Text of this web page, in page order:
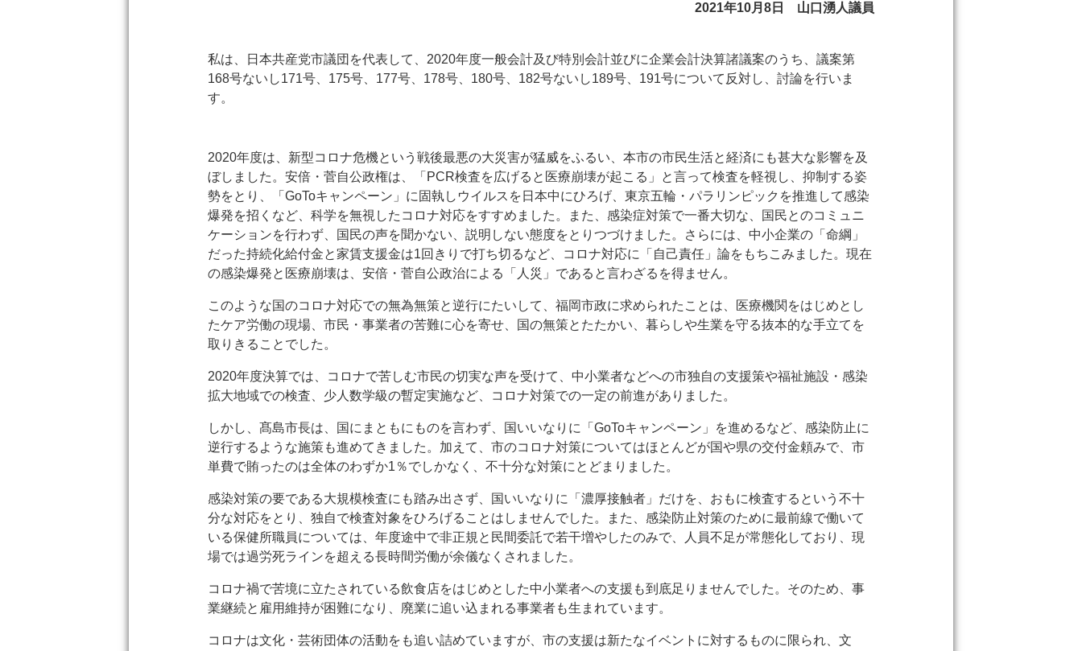
2021年10月8日 山口湧人議員
私は、日本共産党市議団を代表して、2020年度一般会計及び特別会計並びに企業会計決算諸議案のうち、議案第
168号ないし171号、175号、177号、178号、180号、182号ないし189号、191号について反対し、討論を行いま
す。
2020年度は、新型コロナ危機という戦後最悪の大災害が猛威をふるい、本市の市民生活と経済にも甚大な影響を及
ぼしました。安倍・菅自公政権は、「PCR検査を広げると医療崩壊が起こる」と言って検査を軽視し、抑制する姿
勢をとり、「GoToキャンペーン」に固執しウイルスを日本中にひろげ、東京五輪・パラリンピックを推進して感染
爆発を招くなど、科学を無視したコロナ対応をすすめました。また、感染症対策で一番大切な、国民とのコミュニ
ケーションを行わず、国民の声を聞かない、説明しない態度をとりつづけました。さらには、中小企業の「命綱」
だった持続化給付金と家賃支援金は1回きりで打ち切るなど、コロナ対応に「自己責任」論をもちこみました。現在
の感染爆発と医療崩壊は、安倍・菅自公政治による「人災」であると言わざるを得ません。
このような国のコロナ対応での無為無策と逆行にたいして、福岡市政に求められたことは、医療機関をはじめとし
たケア労働の現場、市民・事業者の苦難に心を寄せ、国の無策とたたかい、暮らしや生業を守る抜本的な手立てを
取りきることでした。
2020年度決算では、コロナで苦しむ市民の切実な声を受けて、中小業者などへの市独自の支援策や福祉施設・感染
拡大地域での検査、少人数学級の暫定実施など、コロナ対策での一定の前進がありました。
しかし、髙島市長は、国にまともにものを言わず、国いいなりに「GoToキャンペーン」を進めるなど、感染防止に
逆行するような施策も進めてきました。加えて、市のコロナ対策についてはほとんどが国や県の交付金頼みで、市
単費で賄ったのは全体のわずか1％でしかなく、不十分な対策にとどまりました。
感染対策の要である大規模検査にも踏み出さず、国いいなりに「濃厚接触者」だけを、おもに検査するという不十
分な対応をとり、独自で検査対象をひろげることはしませんでした。また、感染防止対策のために最前線で働いて
いる保健所職員については、年度途中で非正規と民間委託で若干増やしたのみで、人員不足が常態化しており、現
場では過労死ラインを超える長時間労働が余儀なくされました。
コロナ禍で苦境に立たされている飲食店をはじめとした中小業者への支援も到底足りませんでした。そのため、事
業継続と雇用維持が困難になり、廃業に追い込まれる事業者も生まれています。
コロナは文化・芸術団体の活動をも追い詰めていますが、市の支援は新たなイベントに対するものに限られ、文